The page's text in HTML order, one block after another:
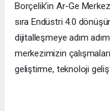
Borçelik’in Ar-Ge
sıra Endüstri 4.0
dijitalleşmeye adım
merkezimizin
geliştirme, teknoloji